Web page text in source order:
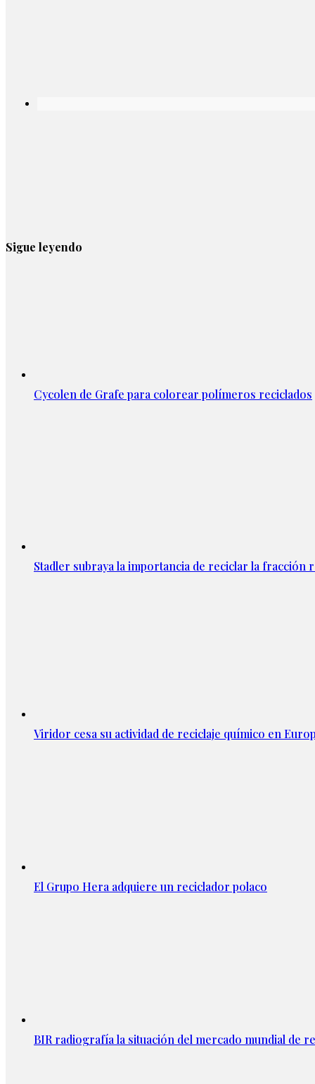
Sigue leyendo
Cycolen de Grafe para colorear polímeros reciclados
Stadler subraya la importancia de reciclar la fracción
Viridor cesa su actividad de reciclaje químico en
El Grupo Hera adquiere un reciclador polaco
BIR radiografía la situación del mercado mundial de